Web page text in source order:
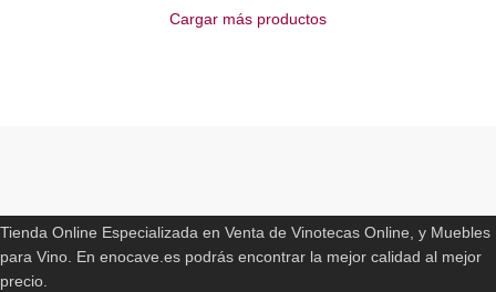
Cargar más productos
Tienda Online Especializada en Venta de Vinotecas Online, y Muebles
para Vino. En enocave.es podrás encontrar la mejor calidad al mejor
precio.